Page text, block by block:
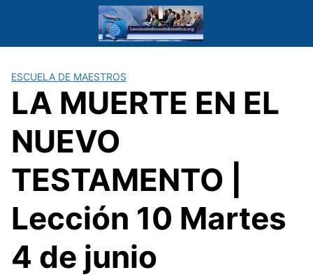
ESCUELA DE MAESTROS
LA MUERTE EN EL
NUEVO
TESTAMENTO |
Lección 10 Martes
4 de junio